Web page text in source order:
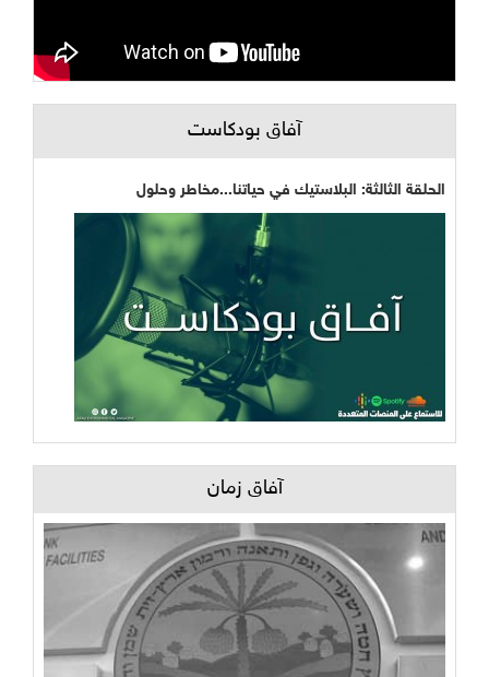
آفاق بودكاست
الحلقة الثالثة: البلاستيك في حياتنا...مخاطر وحلول
آفاق زمان